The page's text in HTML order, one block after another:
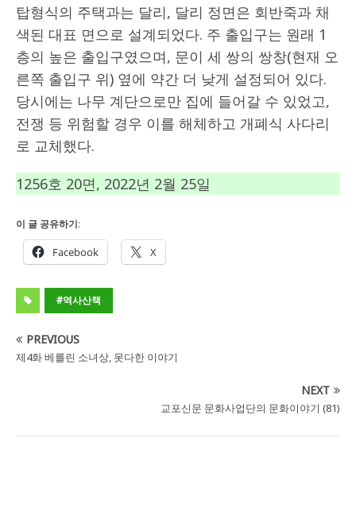
탑형식의 주택과는 달리, 달리 정면은 회반죽과 채
색된 대표 면으로 설계되었다. 주 출입구는 원래 1
층의 높은 출입구였으며, 문이 세 쌍의 쌍창(현재 오
른쪽 출입구 위) 옆에 약간 더 낮게 설정되어 있다.
당시에는 나무 계단으로만 집에 들어갈 수 있었고,
전쟁 등 위험할 경우 이를 해체하고 개폐식 사다리
로 교체했다.
1256호 20면, 2022년 2월 25일
이 글 공유하기:
Facebook X
#역사산책
PREVIOUS
제4화 베를린 소녀상, 못다한 이야기
NEXT
교포신문 문화사업단의 문화이야기 (81)